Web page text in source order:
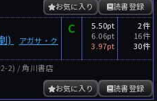
年
月
く検索
読書登録
お気に入り
)
アガサ・ク
C
5.50pt
6.06pt
3.97pt
2件
16件
30件
2) / 角川書店
読書登録
お気に入り